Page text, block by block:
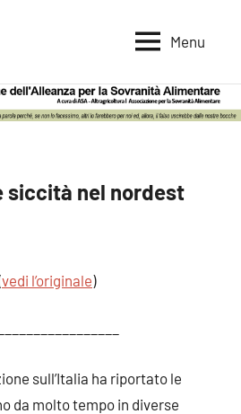
Menu
siccità nel nordest
vedi l’originale)
sull’Italia ha riportato le
da molto tempo in diverse